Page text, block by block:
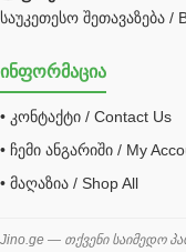
ქვაბი გათბობა
შემაერთებელი /
შემაერთებელი
შესაფუთი მანქანა
შლანგი
საწვავის
საუკეთესო შეთავაზება /
ინფორმაცია
• კონტაქტი / Contact Us
• ჩემი ანგარიში / My
• მაღაზია / Shop All
Jino.ge — თქვენი საიმედო